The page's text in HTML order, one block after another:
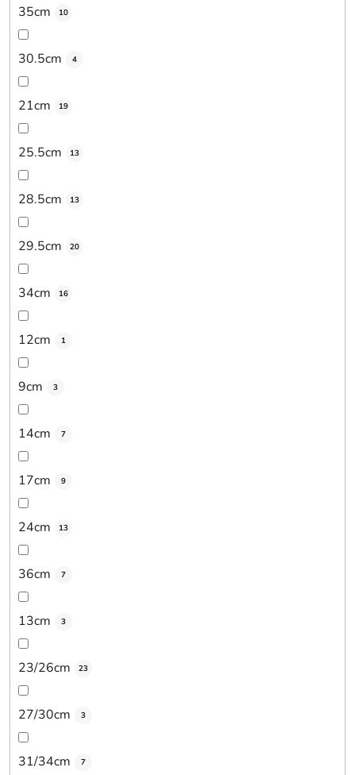
35cm 10
30.5cm 4
21cm 19
25.5cm 13
28.5cm 13
29.5cm 20
34cm 16
12cm 1
9cm 3
14cm 7
17cm 9
24cm 13
36cm 7
13cm 3
23/26cm 23
27/30cm 3
31/34cm 7